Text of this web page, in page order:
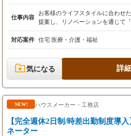
※賃金は、ご本
考を通じて上下
※給与の中には
た分は支給され
・昇給：年1回
・賞与：年2回（
仕事内容
お客様のライフスタイルに合わせ
提案し、リノベーションを通じて
インする内装設計業務をお任せします。 具体的な業務
まずお客様からご要望や理想の住
調査を踏まえてプランニングと図
e/JW-CAD等のCADソフトを使用
見積作成、施工会社との打ち合わ
トータルで携わります。 お客様と
キルを身につけることが可能です
なスペースがあれば」「これは要
活かし、お客様の理想とあなたの
由な発想を存分に発揮できる環境です。 配属先は営業2名
対応案件 住宅 医療・介護・福祉
気になる 詳
NEW! ハウスメーカー・工務店
【完全週休2日制/時差出勤制度導
ネーター